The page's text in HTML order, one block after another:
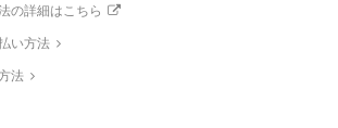
の詳細はこちら
い方法
法